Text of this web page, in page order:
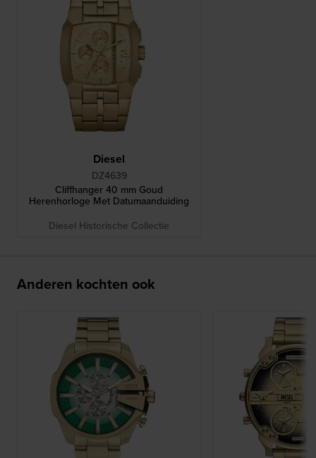
Diesel
DZ4639
Cliffhanger 40 mm Goud
Herenhorloge Met Datumaanduiding
Diesel Historische Collectie
Anderen kochten ook